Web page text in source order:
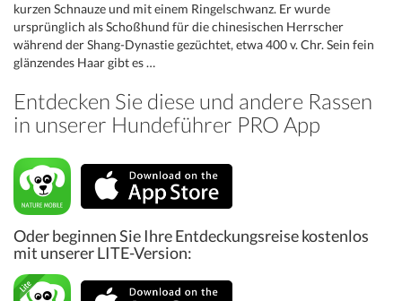
kurzen Schnauze und mit einem Ringelschwanz. Er wurde
ursprünglich als Schoßhund für die chinesischen Herrscher
während der Shang-Dynastie gezüchtet, etwa 400 v. Chr. Sein fein
glänzendes Haar gibt es …
Entdecken Sie diese und andere Rassen
in unserer Hundeführer PRO App
Oder beginnen Sie Ihre Entdeckungsreise kostenlos
mit unserer LITE-Version: